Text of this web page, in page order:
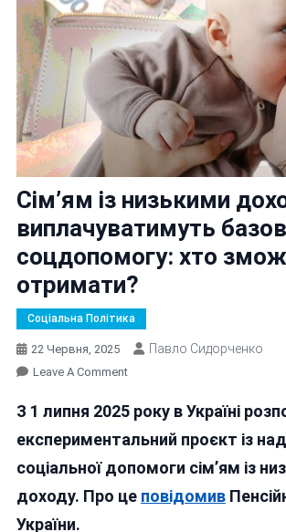
Сім’ям із низькими
виплачуватимуть
соцдопомогу: хто
отримати?
Соціальна Політика
22 Червня, 2025 Павло Сидорченко
Leave A CommentOn
Із
Низькими
Виплачуватимуть
Базову
З 1 липня 2025 року в Україні
експериментальний проєкт із
соціальної допомоги сім’ям із
доходу. Про це повідомив
України.